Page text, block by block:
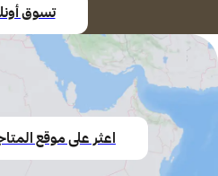
تسوق
اعثر على موقع